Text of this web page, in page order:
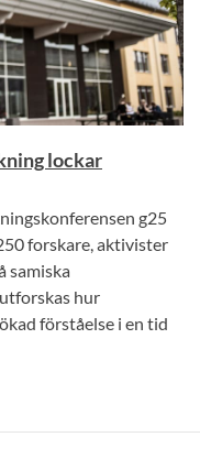
lockar
g25
forskare, aktivister
samiska
hur
förståelse i en tid